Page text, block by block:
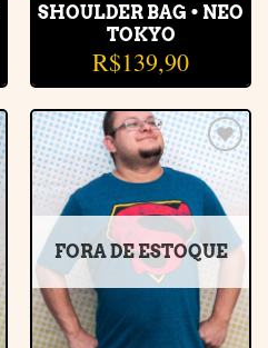
SHOULDER BAG • NEO
TOKYO
R$139,90
Adicionar
à lista de
desejos
FORA DE ESTOQUE